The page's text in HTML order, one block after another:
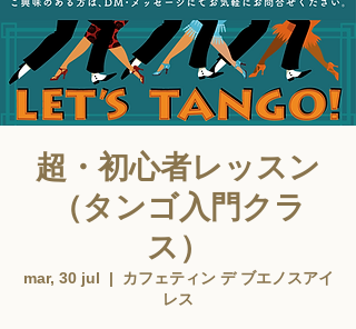
超・初心者レッスン
（タンゴ入門クラ
ス）
mar, 30 jul
  |
カフェティン デ ブエノスアイ
レス